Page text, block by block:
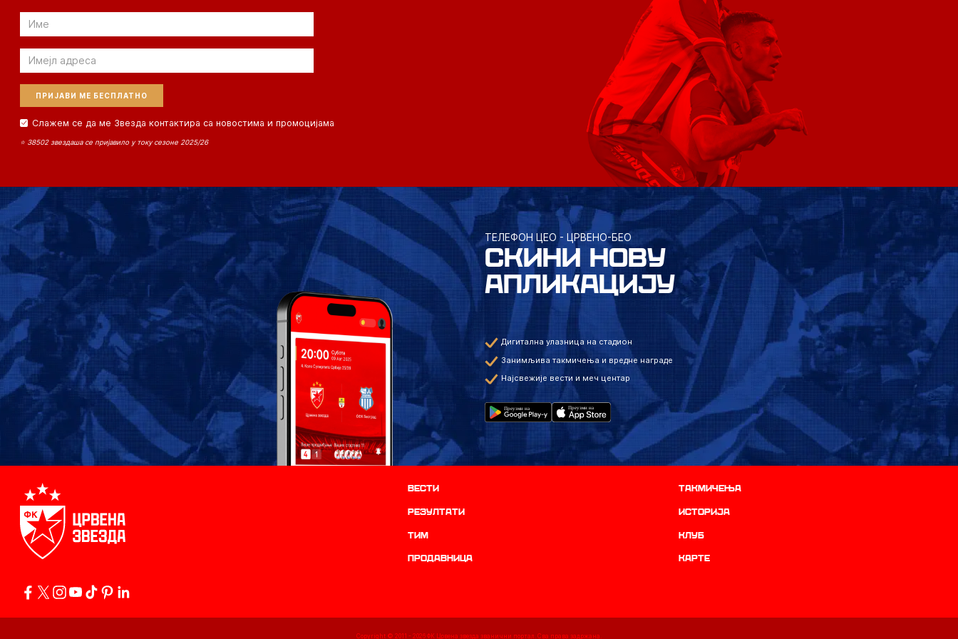
Email
Email
Слажем се да ме Звезда контактира са новостима и промоцијама
⭐ 38502 звездаша се пријавило у току сезоне 2025/26
ТЕЛЕФОН ЦЕО - ЦРВЕНО-БЕО
СКИНИ НОВУ
АПЛИКАЦИЈУ
Дигитална улазница на стадион
Занимљива такмичења и вредне награде
Најсвежије вести и меч центар
Вести Такмичења
резултати историја
ТИМ Клуб
продавница Карте
Copyright © 2011 - 2026ФК Црвена звезда званични портал. Сва права задржана.